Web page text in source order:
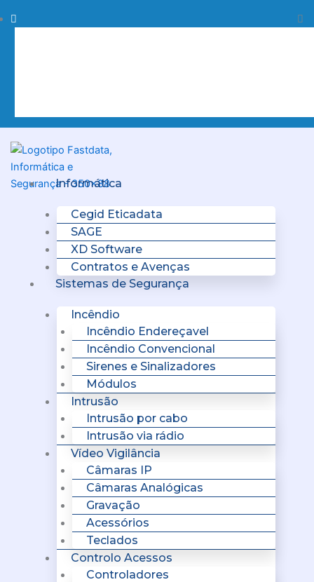
to
Procurar
Informática
Cegid Eticadata
SAGE
XD Software
Contratos e Avenças
Sistemas de Segurança
Incêndio
Incêndio Endereçavel
Incêndio Convencional
Sirenes e Sinalizadores
Módulos
Intrusão
Intrusão por cabo
Intrusão via rádio
Vídeo Vigilância
Câmaras IP
Câmaras Analógicas
Gravação
Acessórios
Teclados
Controlo Acessos
Controladores
Menu